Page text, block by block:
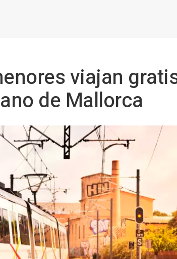
viajan
de Mallorca